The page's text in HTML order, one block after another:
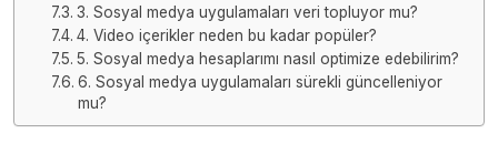
3. Sosyal medya uygulamaları veri topluyor mu?
4. Video içerikler neden bu kadar popüler?
5. Sosyal medya hesaplarımı nasıl optimize edebilirim?
6. Sosyal medya uygulamaları sürekli güncelleniyor
mu?